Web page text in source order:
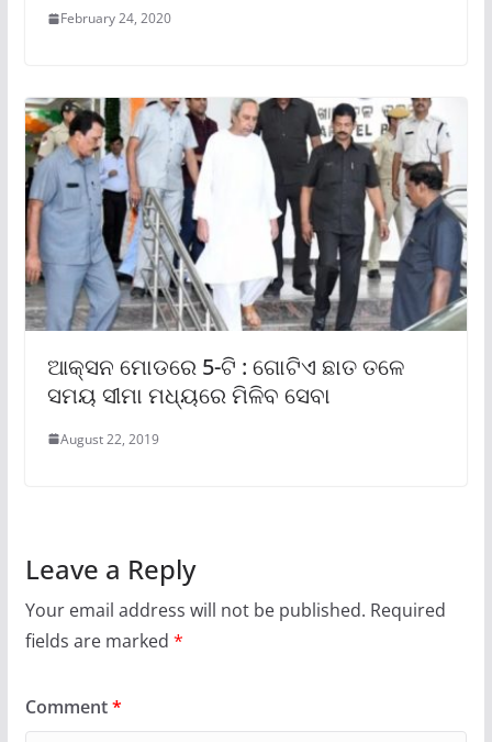
February 24, 2020
ଆକ୍ସନ ମୋଡରେ 5-ଟି : ଗୋଟିଏ ଛାତ ତଳେ
ସମୟ ସୀମା ମଧ୍ୟରେ ମିଳିବ ସେବା
August 22, 2019
Leave a Reply
Your email address will not be published. Required
fields are marked *
Comment*